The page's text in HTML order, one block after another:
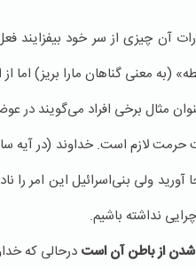
آن چیزی از سر خود بیفزایند
(به معنی گناهان مارا بریز)
مثال برخی افراد می‌گویند
لازم است. خداوند (در آیه
ولی بنی‌اسرائیل این امر
نداشته باشیم.
از باطن آن است درحالی که